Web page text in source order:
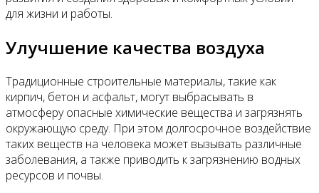
для жизни и работы.
Улучшение качества воздуха
Традиционные строительные материалы, такие как
кирпич, бетон и асфальт, могут выбрасывать в
атмосферу опасные химические вещества и загрязнять
окружающую среду. При этом долгосрочное воздействие
таких веществ на человека может вызывать различные
заболевания, а также приводить к загрязнению водных
ресурсов и почвы.